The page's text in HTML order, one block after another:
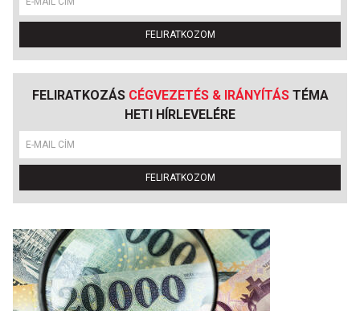
FELIRATKOZOM
FELIRATKOZÁS CÉGVEZETÉS & IRÁNYÍTÁSTÉMA
HETI HÍRLEVELÉRE
FELIRATKOZOM